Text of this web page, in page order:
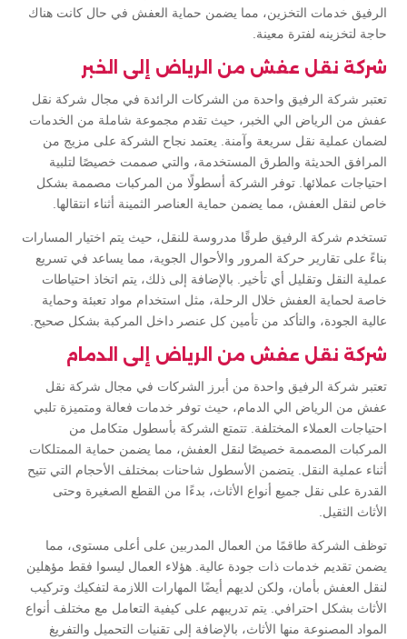
الرفيق خدمات التخزين، مما يضمن حماية العفش في حال كانت هناك
حاجة لتخزينه لفترة معينة.
شركة نقل عفش من الرياض إلى الخبر
تعتبر شركة الرفيق واحدة من الشركات الرائدة في مجال شركة نقل
عفش من الرياض الي الخبر، حيث تقدم مجموعة شاملة من الخدمات
لضمان عملية نقل سريعة وآمنة. يعتمد نجاح الشركة على مزيج من
المرافق الحديثة والطرق المستخدمة، والتي صممت خصيصًا لتلبية
احتياجات عملائها. توفر الشركة أسطولًا من المركبات مصممة بشكل
خاص لنقل العفش، مما يضمن حماية العناصر الثمينة أثناء انتقالها.
تستخدم شركة الرفيق طرقًا مدروسة للنقل، حيث يتم اختيار المسارات
بناءً على تقارير حركة المرور والأحوال الجوية، مما يساعد في تسريع
عملية النقل وتقليل أي تأخير. بالإضافة إلى ذلك، يتم اتخاذ احتياطات
خاصة لحماية العفش خلال الرحلة، مثل استخدام مواد تعبئة وحماية
عالية الجودة، والتأكد من تأمين كل عنصر داخل المركبة بشكل صحيح.
شركة نقل عفش من الرياض إلى الدمام
تعتبر شركة الرفيق واحدة من أبرز الشركات في مجال شركة نقل
عفش من الرياض الي الدمام، حيث توفر خدمات فعالة ومتميزة تلبي
احتياجات العملاء المختلفة. تتمتع الشركة بأسطول متكامل من
المركبات المصممة خصيصًا لنقل العفش، مما يضمن حماية الممتلكات
أثناء عملية النقل. يتضمن الأسطول شاحنات بمختلف الأحجام التي تتيح
القدرة على نقل جميع أنواع الأثاث، بدءًا من القطع الصغيرة وحتى
الأثاث الثقيل.
توظف الشركة طاقمًا من العمال المدربين على أعلى مستوى، مما
يضمن تقديم خدمات ذات جودة عالية. هؤلاء العمال ليسوا فقط مؤهلين
لنقل العفش بأمان، ولكن لديهم أيضًا المهارات اللازمة لتفكيك وتركيب
الأثاث بشكل احترافي. يتم تدريبهم على كيفية التعامل مع مختلف أنواع
المواد المصنوعة منها الأثاث، بالإضافة إلى تقنيات التحميل والتفريغ